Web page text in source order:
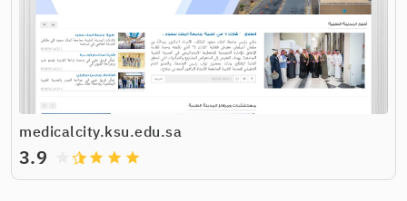
medicalcity.ksu.edu.sa
grade
grade
grade
3.9